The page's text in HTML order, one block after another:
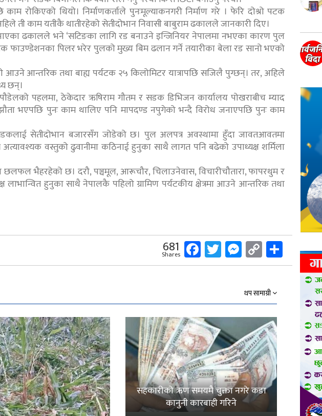
रोकिएको थियो। निर्माणकर्ताले पुनःमूल्याकनगरी निर्माण गरे । फेरि दोश्रो पटक
ती काम यतीकै थातीरहेको सेतीदोभान निवासी बाबुराम ढकालले जानकारी दिए।
ढकालले भने ‘सटिङका लागि रड बनाउने इन्जिनियर नेपालमा नभएका कारण पुल
पटक फाउण्डेशनका पिलर भरेर पुलको मुख्य बिम ढलान गर्ने तयारीका बेला रड सानो भएको
आउने आन्तरिक तथा बाह्य पर्यटक २५ किलोमिटर यात्रापछि सजिलै पुग्छन्। तर, अहिले
छन्।
पहलमा, ठेकेदार ऋषिराम गौतम र सडक डिभिजन कार्यालय पोखराबीच म्याद
भएपछि पुनः काम थालिए पनि मापदण्ड नपुगेको भन्दै विरोध जनाएपछि पुनः काम
सेतीदोभान बजारसँग जोडेको छ। पुल अलपत्र अवस्थामा हुँदा जावतआवतमा
वस्तुको ढुवानीमा कठिनाई हुनुका साथै लागत पनि बढेको उपाध्यक्ष शर्मिला
भैहरहेको छ। दरौ, पञ्चमूल, आरूचौर, चिलाउनेवास, विचारीचौतारा, फापरथुम र
लाभान्वित हुनुका साथै नेपालकै पहिलो ग्रामिण पर्यटकीय क्षेत्रमा आउने आन्तरिक तथा
681
Shares Facebook
Twitter
Messenger
Copy
Link
Share
थप सामाग्री
सहकारीको ऋण समयमै चुक्ता नगरे कडा
कानुनी कारबाही गरिने